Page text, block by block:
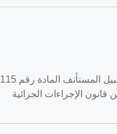
القضية رقم ‎27‏/‎2020‏ المنعقدة في محكمة استئناف رام الله بتاريخ ‎2020-02-05‏ استئناف جنايات جزاء - الإجراءات الجزائية - عدم إخلاء سبيل المستأنف المادة رقم 115
الجزائية رقم (3) لسنة 2001م المادة رقم 129 من قانون الإجراءات الجزائية رقم (3) لسنة 2001م المادة رقم 145 من قانون الإجراءات الجزائية